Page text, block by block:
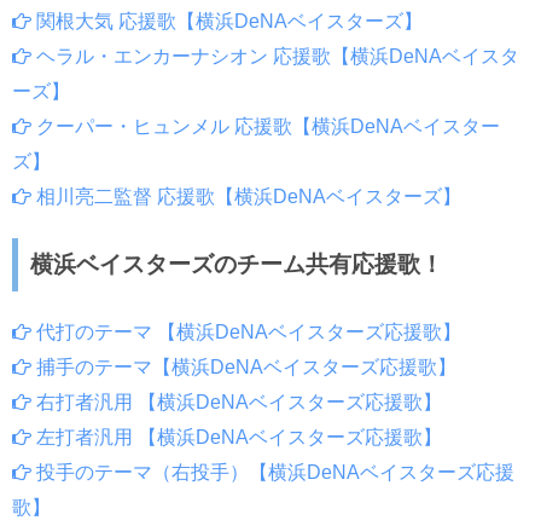
関根大気 応援歌【横浜DeNAベイスターズ】
ヘラル・エンカーナシオン 応援歌【横浜DeNAベイスタ
ーズ】
クーパー・ヒュンメル 応援歌【横浜DeNAベイスター
ズ】
相川亮二監督 応援歌【横浜DeNAベイスターズ】
横浜ベイスターズのチーム共有応援歌！
代打のテーマ 【横浜DeNAベイスターズ応援歌】
捕手のテーマ【横浜DeNAベイスターズ応援歌】
右打者汎用 【横浜DeNAベイスターズ応援歌】
左打者汎用 【横浜DeNAベイスターズ応援歌】
投手のテーマ（右投手）【横浜DeNAベイスターズ応援
歌】